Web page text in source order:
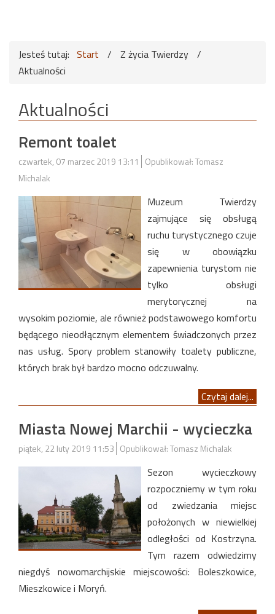
Jesteś tutaj: Start / Z życia Twierdzy /
Aktualności
Aktualności
Remont toalet
czwartek, 07 marzec 2019 13:11
Opublikował: Tomasz
Michalak
Muzeum Twierdzy
zajmujące się obsługą
ruchu turystycznego czuje
się w obowiązku
zapewnienia turystom nie
tylko obsługi
merytorycznej na
wysokim poziomie, ale również podstawowego komfortu
będącego nieodłącznym elementem świadczonych przez
nas usług. Spory problem stanowiły toalety publiczne,
których brak był bardzo mocno odczuwalny.
Czytaj dalej...
Miasta Nowej Marchii - wycieczka
piątek, 22 luty 2019 11:53 Opublikował: Tomasz Michalak
Sezon wycieczkowy
rozpoczniemy w tym roku
od zwiedzania miejsc
położonych w niewielkiej
odległości od Kostrzyna.
Tym razem odwiedzimy
niegdyś nowomarchijskie miejscowości: Boleszkowice,
Mieszkowice i Moryń.